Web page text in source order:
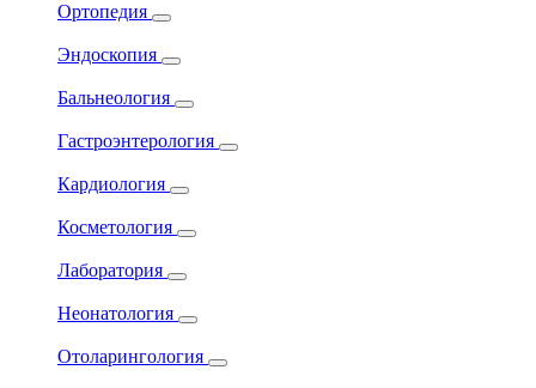
Ортопедия
Эндоскопия
Бальнеология
Гастроэнтерология
Кардиология
Косметология
Лаборатория
Неонатология
Отоларингология